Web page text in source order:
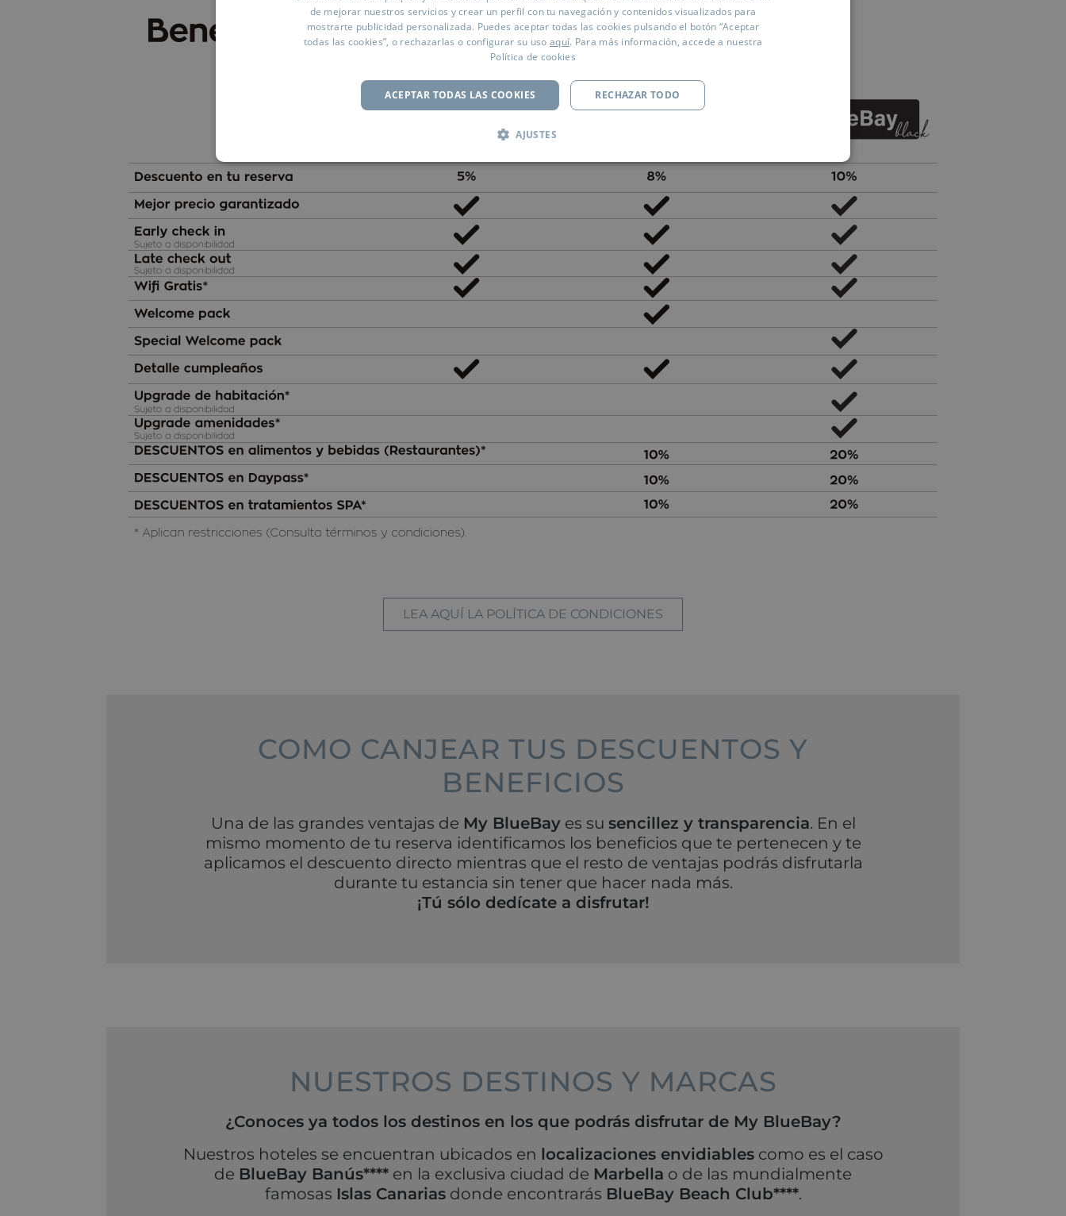
LEA AQUÍ LA POLÍTICA DE CONDICIONES
COMO CANJEAR TUS DESCUENTOS Y
BENEFICIOS
Una de las grandes ventajas de My BlueBayes su sencillez y transparencia. En el
mismo momento de tu reserva identificamos los beneficios que te pertenecen y te
aplicamos el descuento directo mientras que el resto de ventajas podrás disfrutarla
durante tu estancia sin tener que hacer nada más.
¡Tú sólo dedícate a disfrutar!
NUESTROS DESTINOS Y MARCAS
¿Conoces ya todos los destinos en los que podrás disfrutar de My BlueBay?
Nuestros hoteles se encuentran ubicados en localizaciones envidiablescomo es el caso
de BlueBay Banús**** en la exclusiva ciudad de Marbella o de las mundialmente
famosas Islas Canariasdonde encontrarás BlueBay Beach Club****.
de mejorar nuestros servicios y crear un perfil con tu navegación y contenidos visualizados para
mostrarte publicidad personalizada. Puedes aceptar todas las cookies pulsando el botón “Aceptar
todas las cookies”, o rechazarlas o configurar su uso aquí. Para más información, accede a nuestra
Política de cookies
ACEPTAR TODAS LAS COOKIES RECHAZAR TODO
AJUSTES